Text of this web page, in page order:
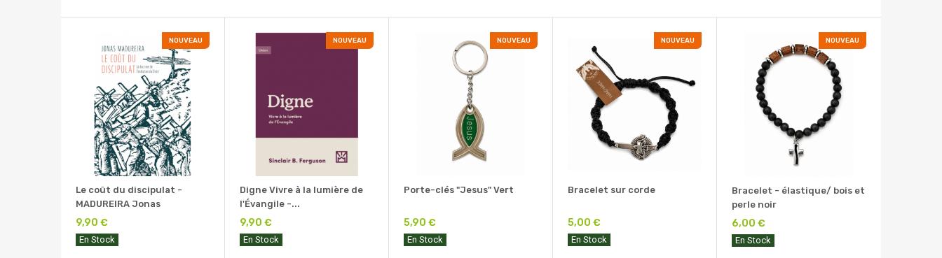
NOUVEAU
Le coût du discipulat -
MADUREIRA Jonas
9,90 €
En Stock
NOUVEAU
Digne Vivre à la lumière de
l'Évangile -...
9,90 €
En Stock
NOUVEAU
Porte-clés "Jesus" Vert
5,90 €
En Stock
NOUVEAU
Bracelet sur corde
5,00 €
En Stock
NOUVEAU
Bracelet - élastique/ bois et
perle noir
6,00 €
En Stock